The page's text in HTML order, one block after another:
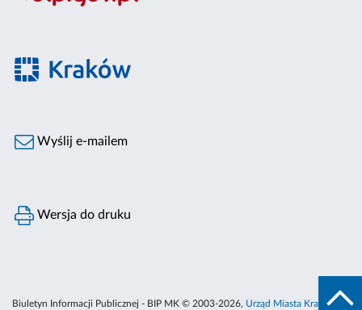
Wyślij e-mailem
Wersja do druku
Biuletyn Informacji Publicznej - BIP MK © 2003-2026, Urząd Miasta Krakowa